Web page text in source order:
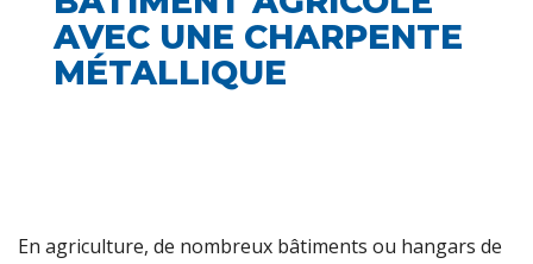
AVEC UNE CHARPENTE
MÉTALLIQUE
En agriculture, de nombreux bâtiments ou hangars de